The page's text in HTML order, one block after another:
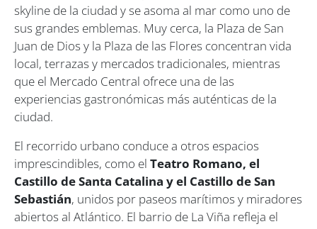
skyline de la ciudad y se asoma al mar como uno de
sus grandes emblemas. Muy cerca, la Plaza de San
Juan de Dios y la Plaza de las Flores concentran vida
local, terrazas y mercados tradicionales, mientras
que el Mercado Central ofrece una de las
experiencias gastronómicas más auténticas de la
ciudad.
El recorrido urbano conduce a otros espacios
imprescindibles, como el Teatro Romano, el
Castillo de Santa Catalina y el Castillo de San
Sebastián, unidos por paseos marítimos y miradores
abiertos al Atlántico. El barrio de La Viña refleja el